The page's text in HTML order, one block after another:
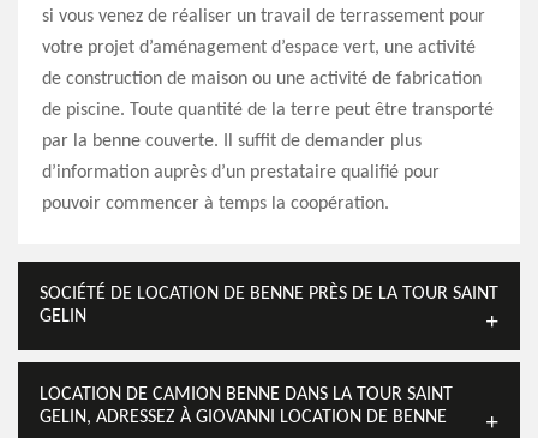
si vous venez de réaliser un travail de terrassement pour
votre projet d’aménagement d’espace vert, une activité
de construction de maison ou une activité de fabrication
de piscine. Toute quantité de la terre peut être transporté
par la benne couverte. Il suffit de demander plus
d’information auprès d’un prestataire qualifié pour
pouvoir commencer à temps la coopération.
SOCIÉTÉ DE LOCATION DE BENNE PRÈS DE LA TOUR SAINT
GELIN
LOCATION DE CAMION BENNE DANS LA TOUR SAINT
GELIN, ADRESSEZ À GIOVANNI LOCATION DE BENNE